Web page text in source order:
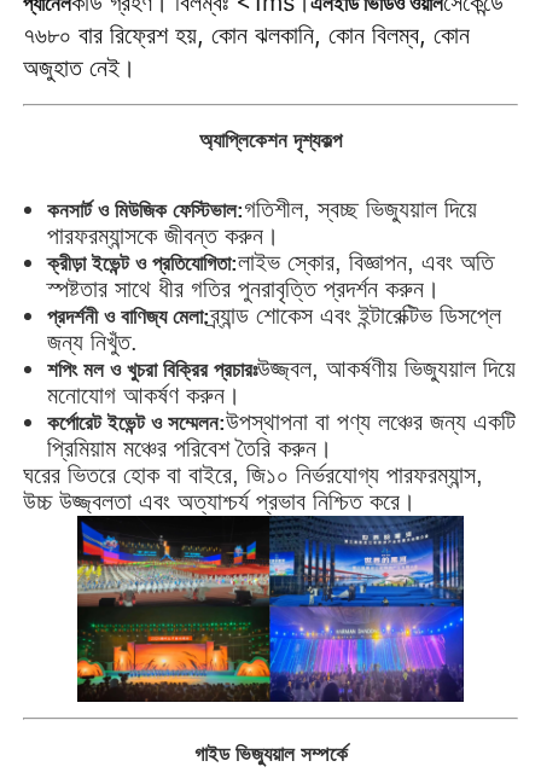
৭৬৮০ বার রিফ্রেশ হয়, কোন ঝলকানি, কোন বিলম্ব, কোন
অজুহাত নেই।
অ্যাপ্লিকেশন দৃশ্যকল্প
কনসার্ট ও মিউজিক ফেস্টিভাল:গতিশীল, স্বচ্ছ ভিজ্যুয়াল দিয়ে
পারফরম্যান্সকে জীবন্ত করুন।
ক্রীড়া ইভেন্ট ও প্রতিযোগিতা:লাইভ স্কোর, বিজ্ঞাপন, এবং অতি
স্পষ্টতার সাথে ধীর গতির পুনরাবৃত্তি প্রদর্শন করুন।
প্রদর্শনী ও বাণিজ্য মেলা:ব্র্যান্ড শোকেস এবং ইন্টারেক্টিভ ডিসপ্লে
জন্য নিখুঁত.
শপিং মল ও খুচরা বিক্রির প্রচারঃউজ্জ্বল, আকর্ষণীয় ভিজ্যুয়াল দিয়ে
মনোযোগ আকর্ষণ করুন।
কর্পোরেট ইভেন্ট ও সম্মেলন:উপস্থাপনা বা পণ্য লঞ্চের জন্য একটি
প্রিমিয়াম মঞ্চের পরিবেশ তৈরি করুন।
ঘরের ভিতরে হোক বা বাইরে, জি১০ নির্ভরযোগ্য পারফরম্যান্স,
উচ্চ উজ্জ্বলতা এবং অত্যাশ্চর্য প্রভাব নিশ্চিত করে।
গাইড ভিজ্যুয়াল সম্পর্কে